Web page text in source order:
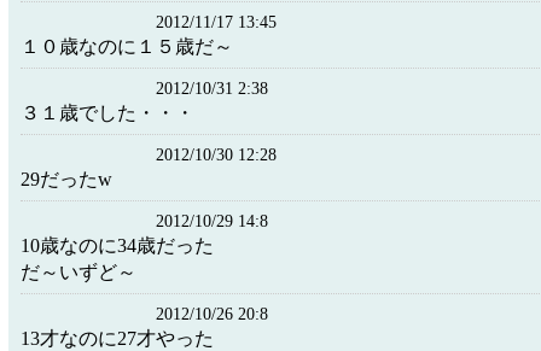
2012/11/17 13:45
１０歳なのに１５歳だ～
2012/10/31 2:38
３１歳でした・・・
2012/10/30 12:28
29だったw
2012/10/29 14:8
10歳なのに34歳だった
だ～いずど～
2012/10/26 20:8
13才なのに27才やった